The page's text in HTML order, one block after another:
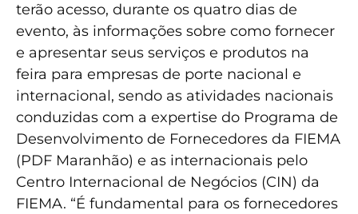
terão acesso, durante os quatro dias de
evento, às informações sobre como fornecer
e apresentar seus serviços e produtos na
feira para empresas de porte nacional e
internacional, sendo as atividades nacionais
conduzidas com a expertise do Programa de
Desenvolvimento de Fornecedores da FIEMA
(PDF Maranhão) e as internacionais pelo
Centro Internacional de Negócios (CIN) da
FIEMA. “É fundamental para os fornecedores